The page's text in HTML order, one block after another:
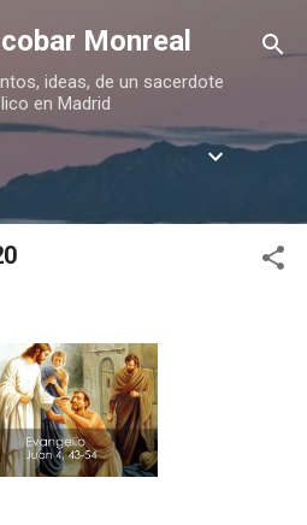
principal
Monreal
ideas, de un sacerdote
en Madrid